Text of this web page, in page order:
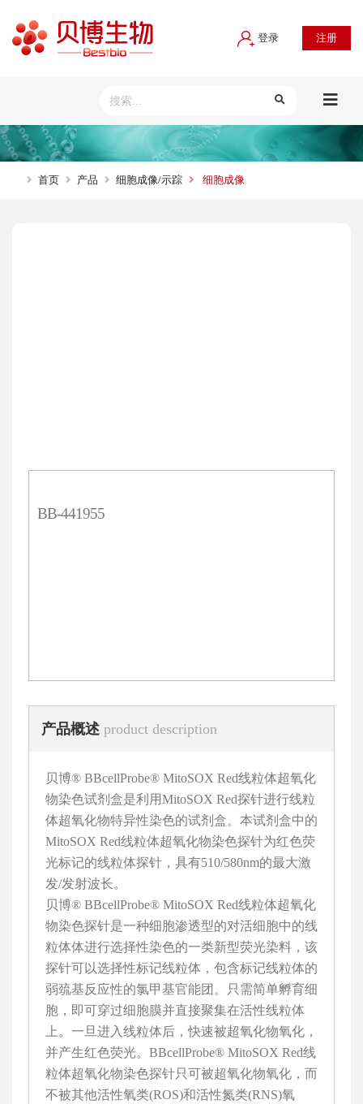
登录 注册
首页 产品 细胞成像/示踪 细胞成像
BB-441955
说明书下载 COA下载
产品概述 product description
贝博® BBcellProbe® MitoSOX Red线粒体超氧化
物染色试剂盒是利用MitoSOX Red探针进行线粒
体超氧化物特异性染色的试剂盒。本试剂盒中的
MitoSOX Red线粒体超氧化物染色探针为红色荧
光标记的线粒体探针，具有510/580nm的最大激
发/发射波长。
贝博® BBcellProbe® MitoSOX Red线粒体超氧化
物染色探针是一种细胞渗透型的对活细胞中的线
粒体体进行选择性染色的一类新型荧光染料，该
探针可以选择性标记线粒体，包含标记线粒体的
弱巯基反应性的氯甲基官能团。只需简单孵育细
胞，即可穿过细胞膜并直接聚集在活性线粒体
上。一旦进入线粒体后，快速被超氧化物氧化，
并产生红色荧光。BBcellProbe® MitoSOX Red线
粒体超氧化物染色探针只可被超氧化物氧化，而
不被其他活性氧类(ROS)和活性氮类(RNS)氧